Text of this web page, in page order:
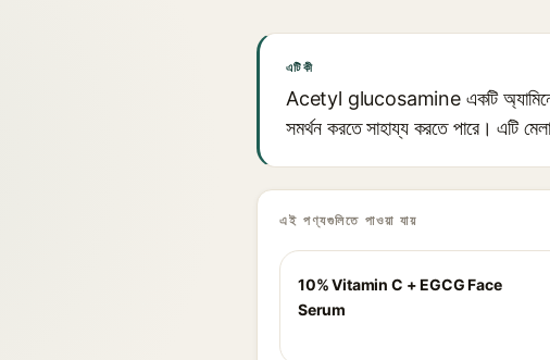
এটি কী
Acetyl glucosamine একটি অ্যামিনো
সমর্থন করতে সাহায্য করতে পারে। এটি
এই পণ্যগুলিতে পাওয়া যায়
10% Vitamin C + EGCG Face
Serum